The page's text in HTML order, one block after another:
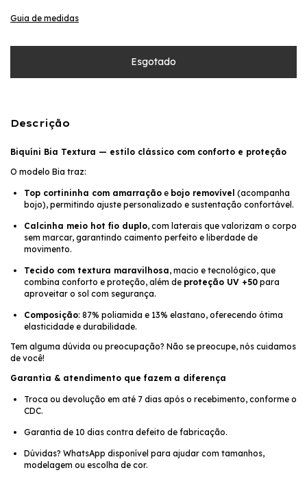
Guia de medidas
Descrição
Biquíni Bia Textura — estilo clássico com conforto e proteção
O modelo Bia traz:
Top cortininha com amarração e bojo removível (acompanha
bojo), permitindo ajuste personalizado e sustentação confortável.
Calcinha meio hot fio duplo, com laterais que valorizam o corpo
sem marcar, garantindo caimento perfeito e liberdade de
movimento.
Tecido com textura maravilhosa, macio e tecnológico, que
combina conforto e proteção, além de proteção UV +50 para
aproveitar o sol com segurança.
Composição: 87% poliamida e 13% elastano, oferecendo ótima
elasticidade e durabilidade.
Tem alguma dúvida ou preocupação? Não se preocupe, nós cuidamos
de você!
Garantia & atendimento que fazem a diferença
Troca ou devolução em até 7 dias após o recebimento, conforme o
CDC.
Garantia de 10 dias contra defeito de fabricação.
Dúvidas? WhatsApp disponível para ajudar com tamanhos,
modelagem ou escolha de cor.